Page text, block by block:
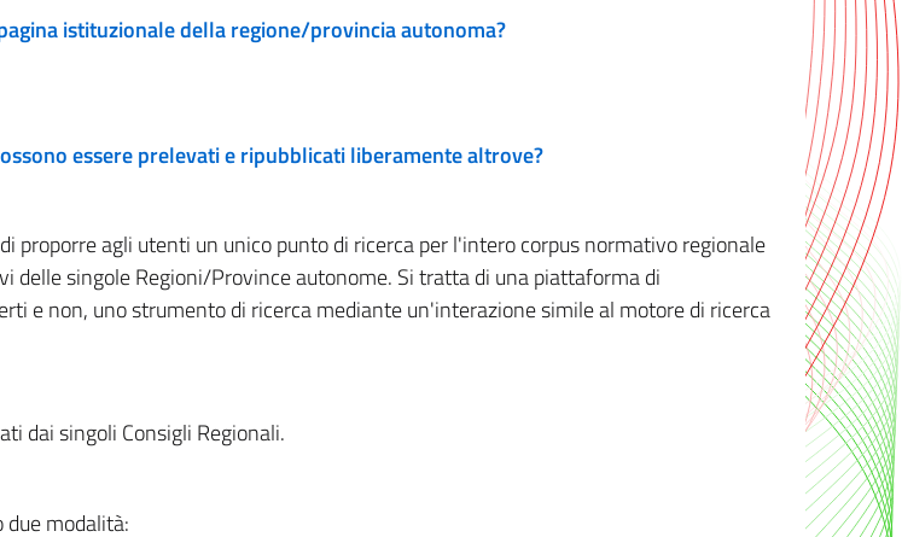
istituzionale della regione/provincia autonoma?
essere prelevati e ripubblicati liberamente altrove?
proporre agli utenti un unico punto di ricerca per l'intero corpus normativo regionale
singole Regioni/Province autonome. Si tratta di una piattaforma di
e non, uno strumento di ricerca mediante un'interazione simile al motore di ricerca
dai singoli Consigli Regionali.
modalità: